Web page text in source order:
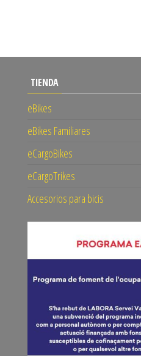
TIENDA
eBikes
eBikes Familiares
eCargoBikes
eCargoTrikes
Accesorios para bicis